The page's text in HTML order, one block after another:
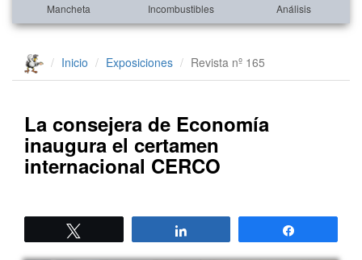
Mancheta Incombustibles Análisis
Inicio Exposiciones Revista nº 165
La consejera de Economía
inaugura el certamen
internacional CERCO